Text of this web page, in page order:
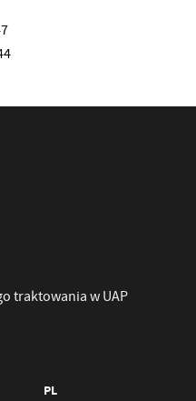
traktowania w UAP
PL